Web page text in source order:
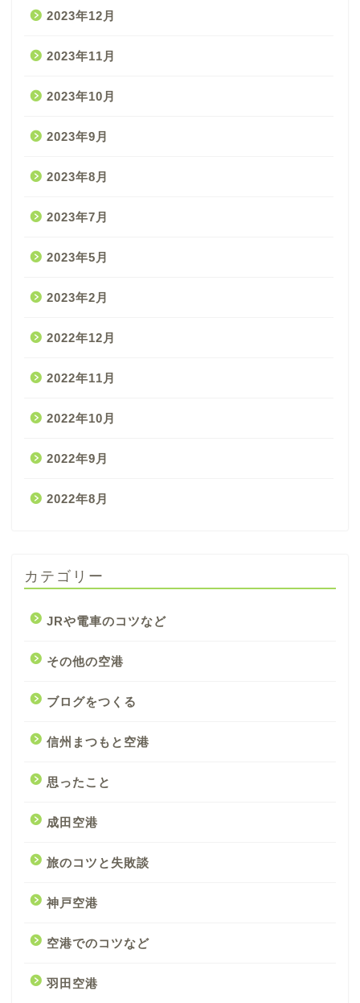
2023年12月
2023年11月
2023年10月
2023年9月
2023年8月
2023年7月
2023年5月
2023年2月
2022年12月
2022年11月
2022年10月
2022年9月
2022年8月
カテゴリー
JRや電車のコツなど
その他の空港
ブログをつくる
信州まつもと空港
思ったこと
成田空港
旅のコツと失敗談
神戸空港
空港でのコツなど
羽田空港